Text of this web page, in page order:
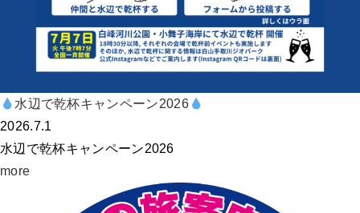
水辺で乾杯キャンペーン2026
2026.7.1
水辺で乾杯キャンペーン2026
more